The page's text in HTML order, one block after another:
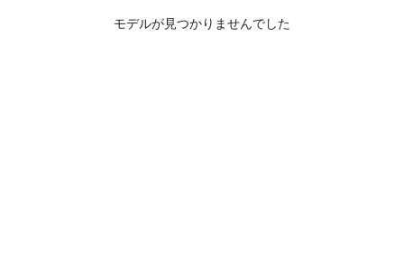
モデルが見つかりませんでした